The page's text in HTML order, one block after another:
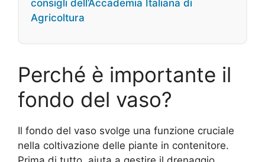
consigli dell’Accademia Italiana di
Agricoltura
Perché è importante il
fondo del vaso?
Il fondo del vaso svolge una funzione cruciale
nella coltivazione delle piante in contenitore.